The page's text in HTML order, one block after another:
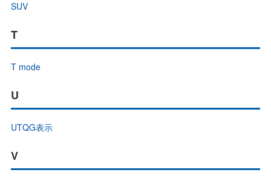
SUV
T
T mode
U
UTQG表示
V